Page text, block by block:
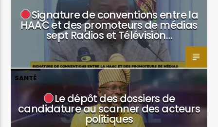
Signature de conventions entre la
HAAC et des promoteurs de médias
sept Radios et Télévision…
SANTÉ
Le dépôt des dossiers de
candidature au scanner des acteurs
politiques